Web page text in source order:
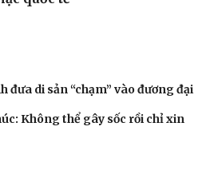
đưa di sản “chạm” vào đương đại
Không thể gây sốc rồi chỉ xin